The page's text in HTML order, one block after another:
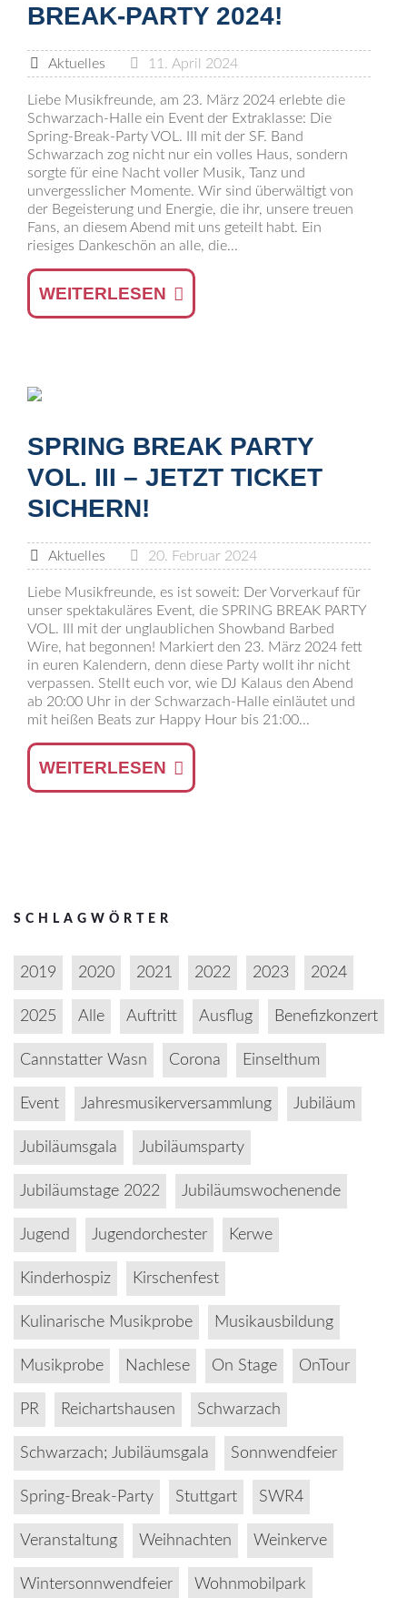
BREAK-PARTY 2024!
Aktuelles 11. April 2024
Liebe Musikfreunde, am 23. März 2024 erlebte die
Schwarzach-Halle ein Event der Extraklasse: Die
Spring-Break-Party VOL. III mit der SF. Band
Schwarzach zog nicht nur ein volles Haus, sondern
sorgte für eine Nacht voller Musik, Tanz und
unvergesslicher Momente. Wir sind überwältigt von
der Begeisterung und Energie, die ihr, unsere treuen
Fans, an diesem Abend mit uns geteilt habt. Ein
riesiges Dankeschön an alle, die...
WEITERLESEN
SPRING BREAK PARTY
VOL. III – JETZT TICKET
SICHERN!
Aktuelles 20. Februar 2024
Liebe Musikfreunde, es ist soweit: Der Vorverkauf für
unser spektakuläres Event, die SPRING BREAK PARTY
VOL. III mit der unglaublichen Showband Barbed
Wire, hat begonnen! Markiert den 23. März 2024 fett
in euren Kalendern, denn diese Party wollt ihr nicht
verpassen. Stellt euch vor, wie DJ Kalaus den Abend
ab 20:00 Uhr in der Schwarzach-Halle einläutet und
mit heißen Beats zur Happy Hour bis 21:00...
WEITERLESEN
SCHLAGWÖRTER
2019 2020 2021 2022 2023 2024
2025 Alle Auftritt Ausflug Benefizkonzert
Cannstatter Wasn Corona Einselthum
Event Jahresmusikerversammlung Jubiläum
Jubiläumsgala Jubiläumsparty
Jubiläumstage 2022 Jubiläumswochenende
Jugend Jugendorchester Kerwe
Kinderhospiz Kirschenfest
Kulinarische Musikprobe Musikausbildung
Musikprobe Nachlese On Stage OnTour
PR Reichartshausen Schwarzach
Schwarzach; Jubiläumsgala Sonnwendfeier
Spring-Break-Party Stuttgart SWR4
Veranstaltung Weihnachten Weinkerve
Wintersonnwendfeier Wohnmobilpark